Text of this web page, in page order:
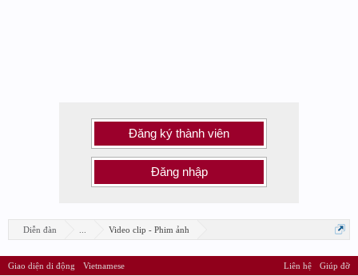
Đăng ký thành viên
Đăng nhập
Diễn đàn Video clip - Phim ảnh
Giao diện di động Vietnamese Liên hệ Giúp đỡ